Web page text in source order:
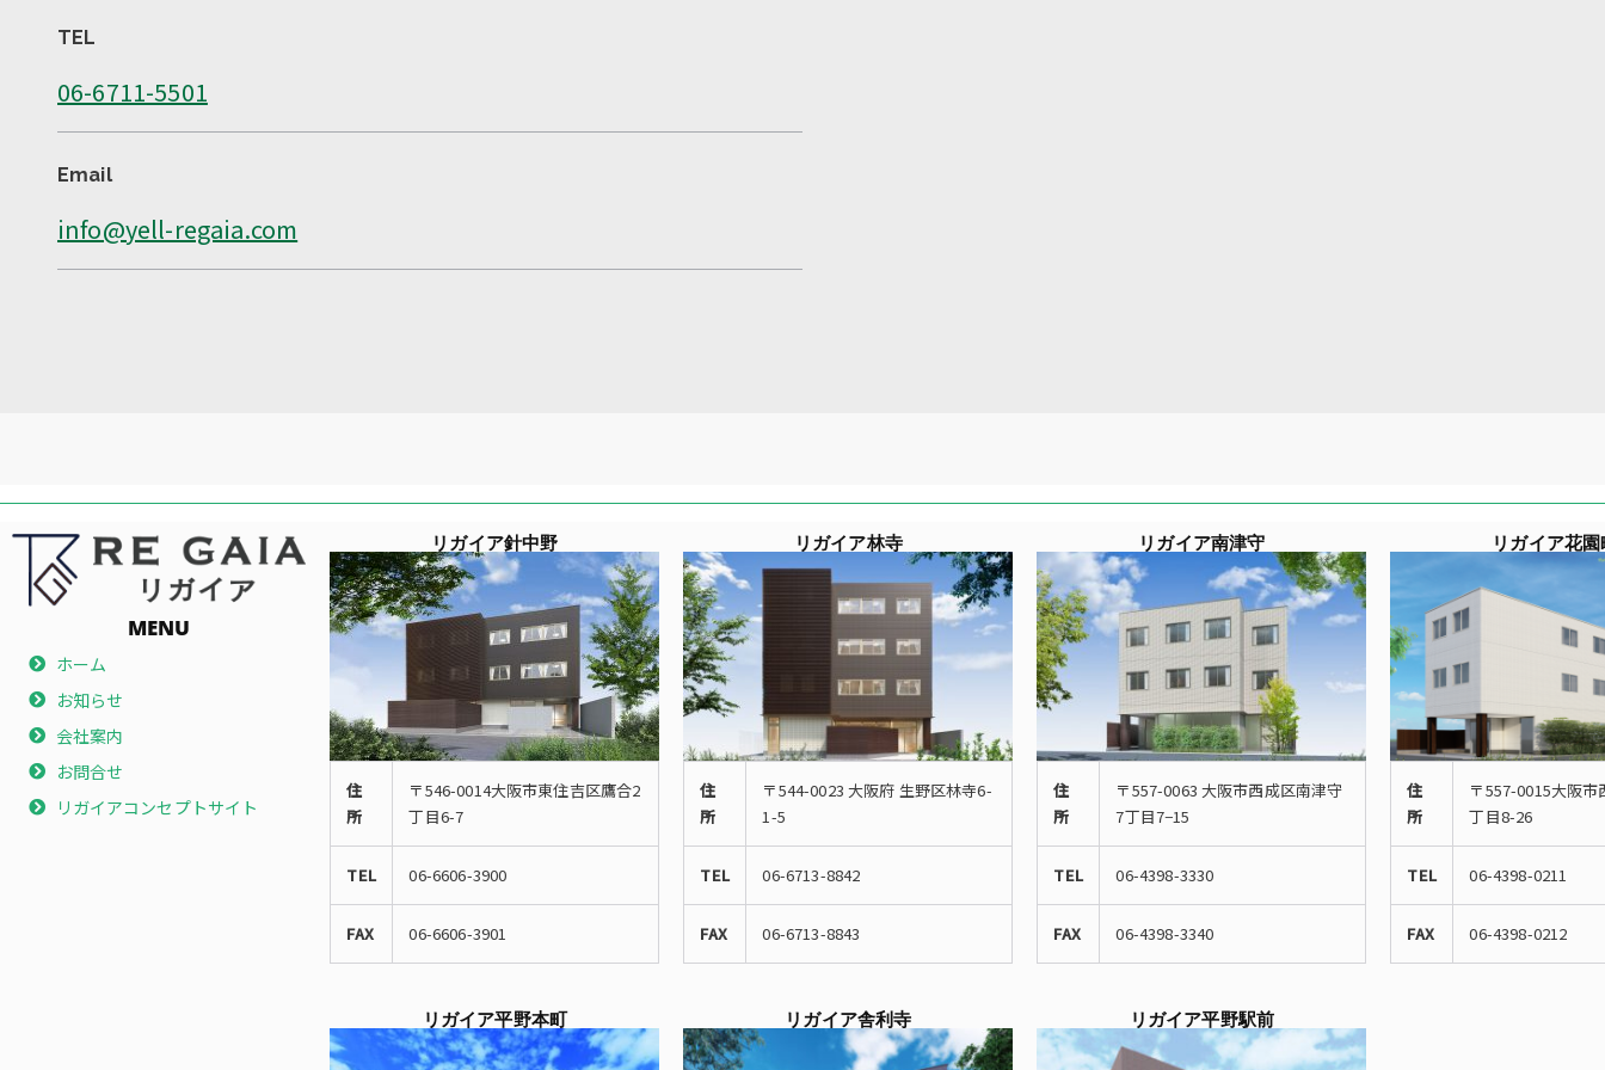
TEL
06-6711-5501
Email
info@yell-regaia.com
MENU
ホーム
お知らせ
会社案内
お問合せ
リガイアコンセプトサイト
リガイア針中野
住
所
〒546-0014大阪市東住吉区鷹合2
丁目6-7
TEL 06-6606-3900
FAX 06-6606-3901
リガイア林寺
住
所
〒544-0023 大阪府 生野区林寺6-
1-5
TEL 06-6713-8842
FAX 06-6713-8843
リガイア南津守
住
所
〒557-0063 大阪市西成区南津守
7丁目7−15
TEL 06-4398-3330
FAX 06-4398-3340
リガイア花
住
所
〒557-0015大阪
丁目8-26
TEL 06-4398-0211
FAX 06-4398-0212
リガイア平野本町 リガイア舎利寺 リガイア平野駅前